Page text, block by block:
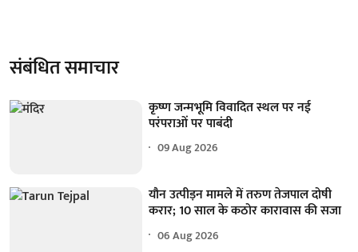
संबंधित समाचार
कृष्ण जन्मभूमि विवादित स्थल पर नई
परंपराओं पर पाबंदी
09 Aug 2026
यौन उत्पीड़न मामले में तरुण तेजपाल दोषी
करार; 10 साल के कठोर कारावास की सजा
06 Aug 2026